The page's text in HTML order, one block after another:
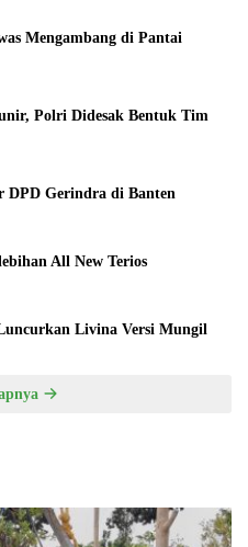
Mengambang di Pantai
Polri Didesak Bentuk Tim
DPD Gerindra di Banten
All New Terios
Livina Versi Mungil